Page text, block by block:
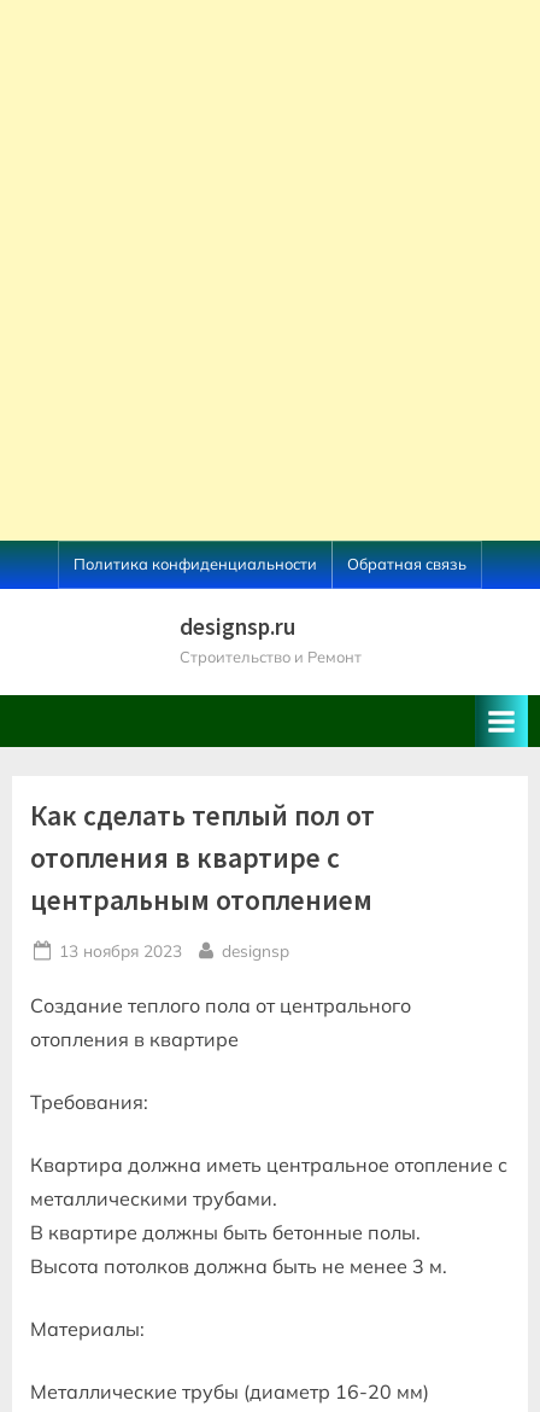
Skip
to
Политика конфиденциальности Обратная связь
designsp.ru
Строительство и Ремонт
Как сделать теплый пол от
отопления в квартире с
центральным отоплением
Posted
13 ноября 2023 By
designsp
Создание теплого пола от центрального
отопления в квартире
Требования:
Квартира должна иметь центральное отопление с
металлическими трубами.
В квартире должны быть бетонные полы.
Высота потолков должна быть не менее 3 м.
Материалы:
Металлические трубы (диаметр 16-20 мм)